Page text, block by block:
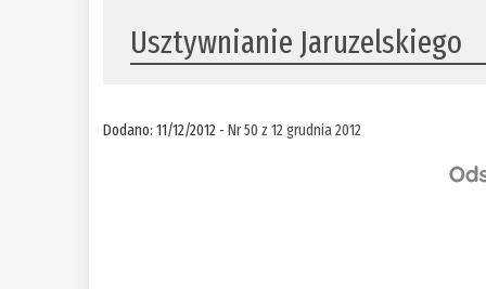
Usztywnianie Jaruzelskiego
Dodano: 11/12/2012 -Nr 50 z 12 grudnia 2012